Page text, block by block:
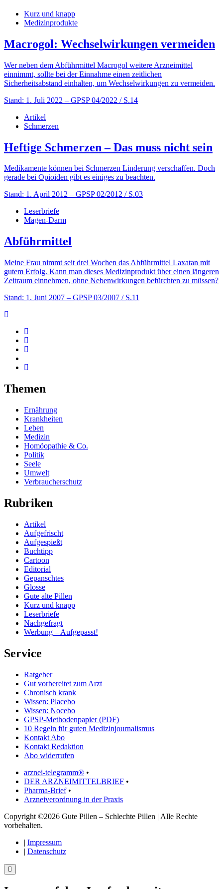
Kurz und knapp
Medizinprodukte
Macrogol: Wechselwirkungen vermeiden
Wer neben dem Abführmittel Macrogol weitere Arzneimittel
einnimmt, sollte bei der Einnahme einen zeitlichen
Sicherheitsabstand einhalten, um Wechselwirkungen zu vermeiden.
Stand: 1. Juli 2022 – GPSP 04/2022 / S.14
Artikel
Schmerzen
Heftige Schmerzen – Das muss nicht sein
Medikamente können bei Schmerzen Linderung verschaffen. Doch
gerade bei Opioiden gibt es einiges zu beachten.
Stand: 1. April 2012 – GPSP 02/2012 / S.03
Leserbriefe
Magen-Darm
Abführmittel
Meine Frau nimmt seit drei Wochen das Abführmittel Laxatan mit
gutem Erfolg. Kann man dieses Medizinprodukt über einen längeren
Zeitraum einnehmen, ohne Nebenwirkungen befürchten zu müssen?
Stand: 1. Juni 2007 – GPSP 03/2007 / S.11
Themen
Ernährung
Krankheiten
Leben
Medizin
Homöopathie & Co.
Politik
Seele
Umwelt
Verbraucherschutz
Rubriken
Artikel
Aufgefrischt
Aufgespießt
Buchtipp
Cartoon
Editorial
Gepanschtes
Glosse
Gute alte Pillen
Kurz und knapp
Leserbriefe
Nachgefragt
Werbung – Aufgepasst!
Service
Ratgeber
Gut vorbereitet zum Arzt
Chronisch krank
Wissen: Placebo
Wissen: Nocebo
GPSP-Methodenpapier (PDF)
10 Regeln für guten Medizinjournalismus
Kontakt Abo
Kontakt Redaktion
Abo widerrufen
arznei-telegramm® •
DER ARZNEIMITTELBRIEF •
Pharma-Brief•
Arzneiverordnung in der Praxis
Copyright ©2026 Gute Pillen – Schlechte Pillen | Alle Rechte
vorbehalten.
| Impressum
| Datenschutz